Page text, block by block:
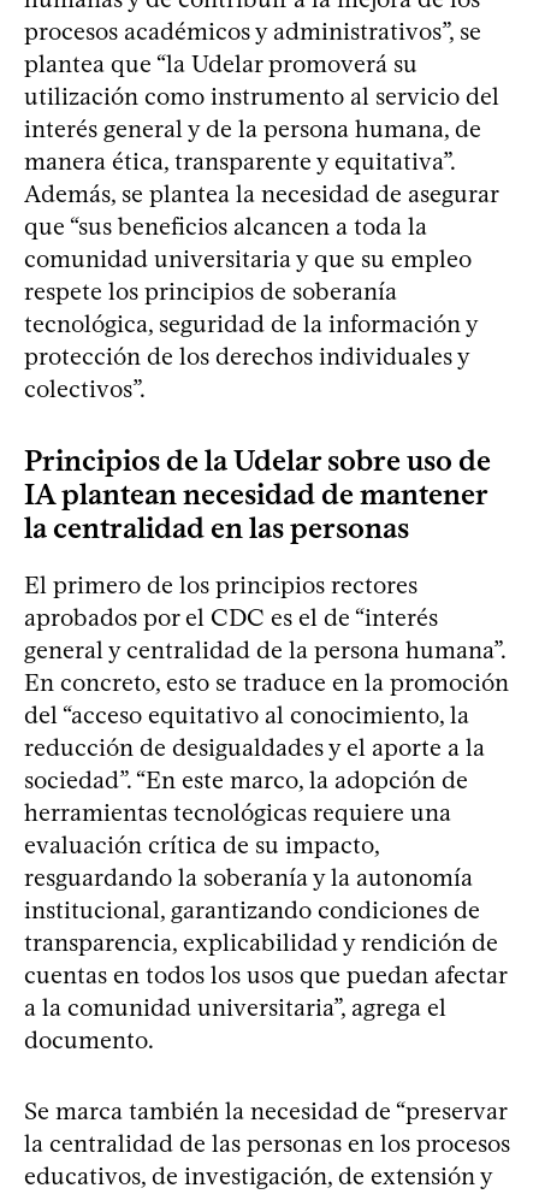
procesos académicos y administrativos”, se
plantea que “la Udelar promoverá su
utilización como instrumento al servicio del
interés general y de la persona humana, de
manera ética, transparente y equitativa”.
Además, se plantea la necesidad de asegurar
que “sus beneficios alcancen a toda la
comunidad universitaria y que su empleo
respete los principios de soberanía
tecnológica, seguridad de la información y
protección de los derechos individuales y
colectivos”.
Principios de la Udelar sobre uso de
IA plantean necesidad de mantener
la centralidad en las personas
El primero de los principios rectores
aprobados por el CDC es el de “interés
general y centralidad de la persona humana”.
En concreto, esto se traduce en la promoción
del “acceso equitativo al conocimiento, la
reducción de desigualdades y el aporte a la
sociedad”. “En este marco, la adopción de
herramientas tecnológicas requiere una
evaluación crítica de su impacto,
resguardando la soberanía y la autonomía
institucional, garantizando condiciones de
transparencia, explicabilidad y rendición de
cuentas en todos los usos que puedan afectar
a la comunidad universitaria”, agrega el
documento.
Se marca también la necesidad de “preservar
la centralidad de las personas en los procesos
educativos, de investigación, de extensión y